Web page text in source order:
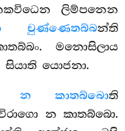
ලිම්පනෙන
චුණ්ණෙතබ්බන්ති
මනොසිලාය
යොජනා.
න කාතබ්බොති
න කාතබ්බො.